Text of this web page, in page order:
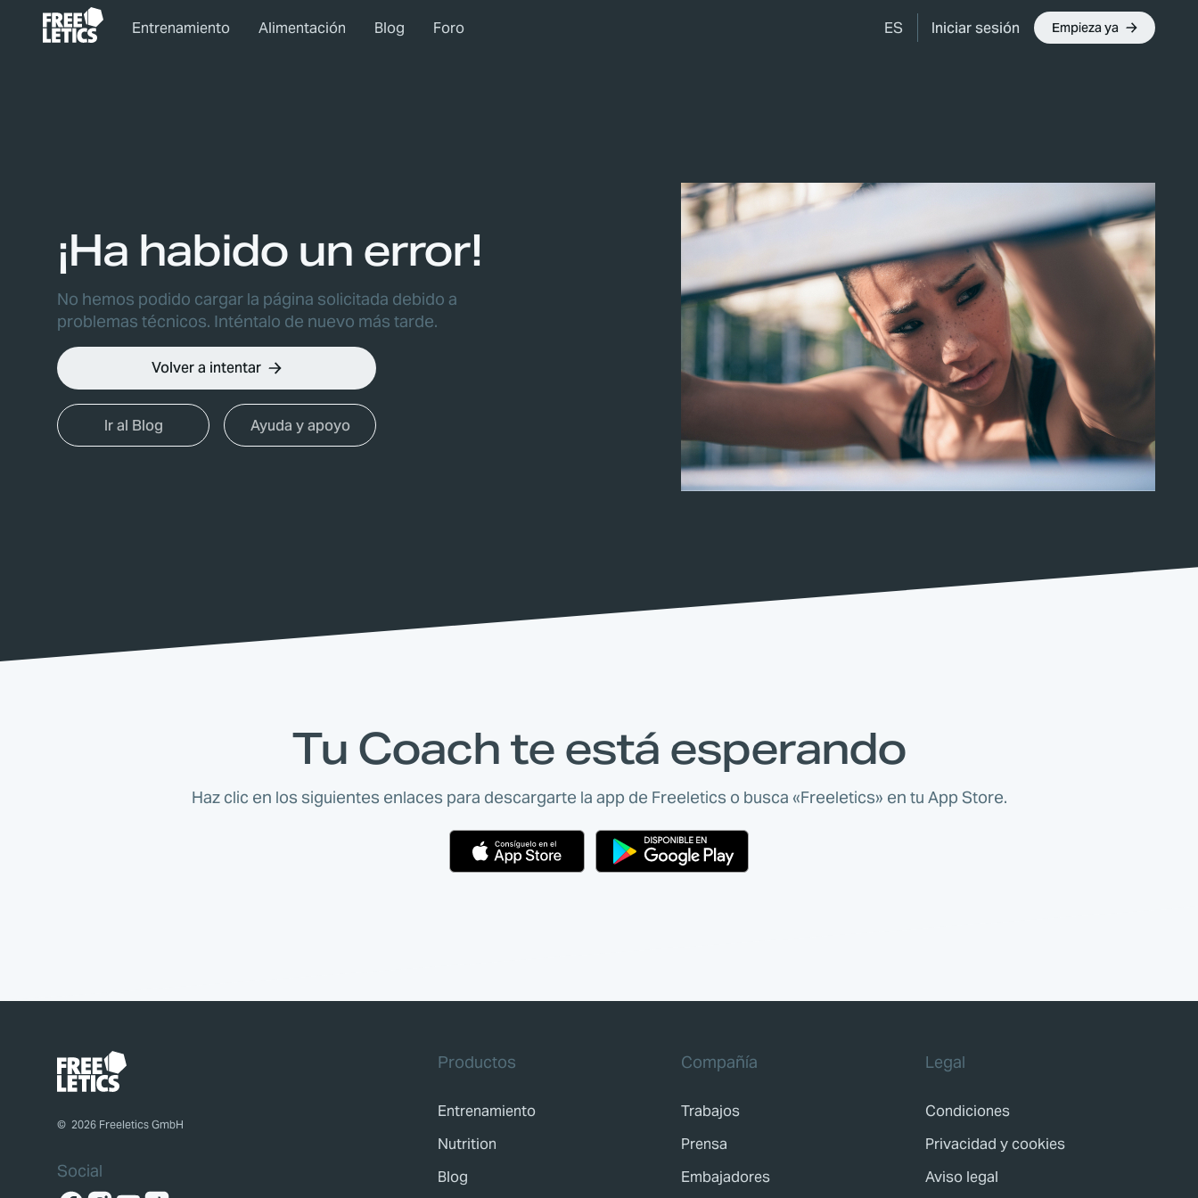
Entrenamiento Alimentación Blog Foro ES Iniciar sesión Empieza ya
¡Ha habido un error!
No hemos podido cargar la página solicitada debido a
problemas técnicos. Inténtalo de nuevo más tarde.
Volver a intentar
Ir al Blog Ayuda y apoyo
Tu Coach te está esperando
Haz clic en los siguientes enlaces para descargarte la app de Freeletics o busca «Freeletics» en tu App Store.
© 2026 Freeletics GmbH
Productos
Entrenamiento
Nutrition
Blog
Compañía
Trabajos
Prensa
Embajadores
Legal
Condiciones
Privacidad y cookies
Aviso legal
Social